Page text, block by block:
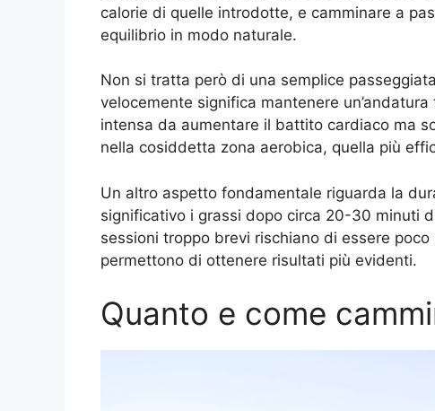
calorie di quelle introdotte, e camminare a
equilibrio in modo naturale.
Non si tratta però di una semplice
velocemente significa mantenere
intensa da aumentare il battito cardiaco ma
nella cosiddetta zona aerobica, quella più
Un altro aspetto fondamentale riguarda la
significativo i grassi dopo circa 20-30 minuti
sessioni troppo brevi rischiano di essere
permettono di ottenere risultati più evidenti.
Quanto e come